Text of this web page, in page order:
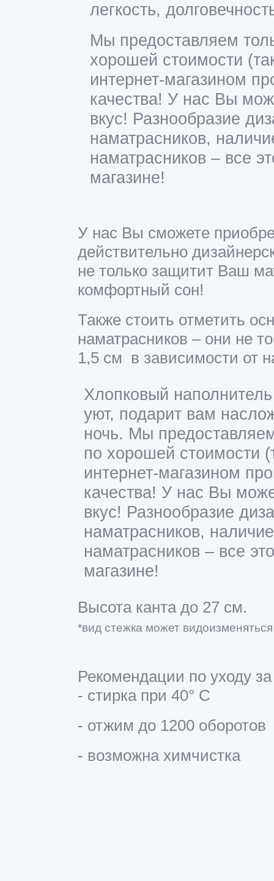
легкость,
Мы предоставляем
хорошей стоимости
интернет-магазином
качества! У нас Вы
вкус! Разнообразие
наматрасников,
наматрасников – все
магазине!
У нас Вы сможете
действительно
не только защитит Ваш
комфортный сон!
Также стоить отметить
наматрасников – они не
1,5 см в зависимости от
Хлопковый
уют, подарит вам
ночь. Мы
по хорошей стоимости
интернет-магазином
качества! У нас Вы
вкус! Разнообразие
наматрасников,
наматрасников – все
магазине!
Высота канта до 27 см.
*вид стежка может видоизменяться
Рекомендации по уходу
- стирка при 40° С
- отжим до 1200 оборотов
- возможна химчистка